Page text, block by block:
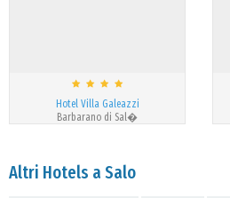
Hotel Villa Galeazzi
Barbarano di Sal�
Altri Hotels a Salo